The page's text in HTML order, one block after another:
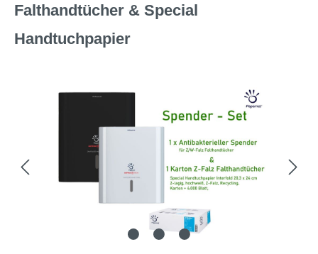
Falthandtücher & Special
Handtuchpapier
Bildergalerie überspringen